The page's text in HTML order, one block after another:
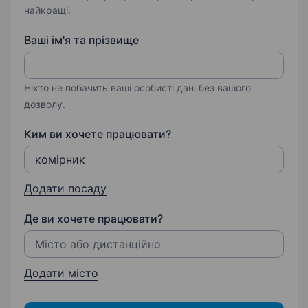
найкращі.
Ваші ім'я та прізвище
Ніхто не побачить ваші особисті дані без вашого
дозволу.
Ким ви хочете працювати?
Додати посаду
Де ви хочете працювати?
Додати місто